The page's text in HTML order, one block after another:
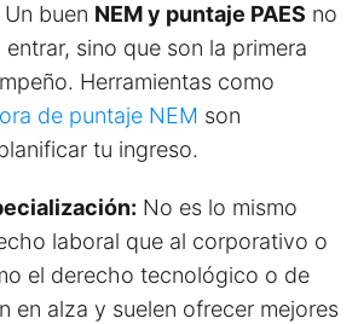
buen NEM y puntaje PAES no
sino que son la primera
Herramientas como
de puntaje NEM son
tu ingreso.
No es lo mismo
laboral que al corporativo o
el derecho tecnológico o de
en alza y suelen ofrecer mejores